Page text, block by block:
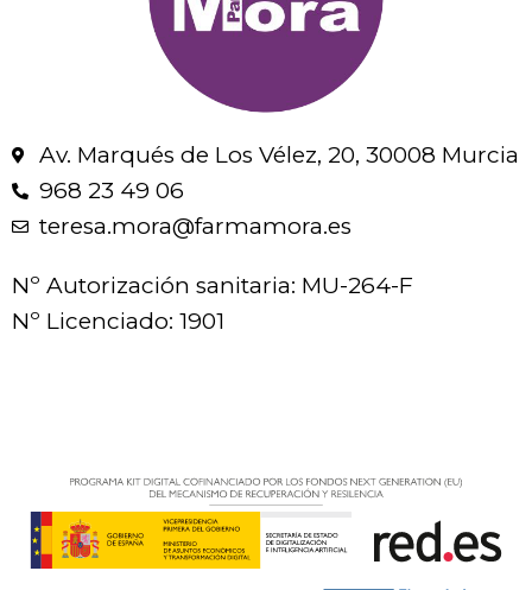
Av. Marqués de Los Vélez, 20, 30008 Murcia
968 23 49 06
teresa.mora@farmamora.es
Nº Autorización sanitaria: MU-264-F
Nº Licenciado: 1901